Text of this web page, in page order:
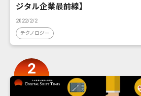
ジタル企業最前線】
2022/2/2
テクノロジー